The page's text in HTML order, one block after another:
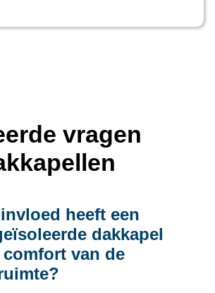
vragen
heeft een
dakkapel
van de